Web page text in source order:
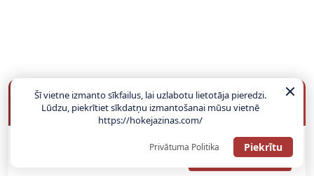
BUKMEIKERU BONUSI
SAŅEMT BONUSU
Šī vietne izmanto sīkfailus, lai uzlabotu lietotāja pieredzi.
Lūdzu, piekrītiet sīkdatņu izmantošanai mūsu vietnē
https://hokejazinas.com/
Privātuma Politika Piekrītu